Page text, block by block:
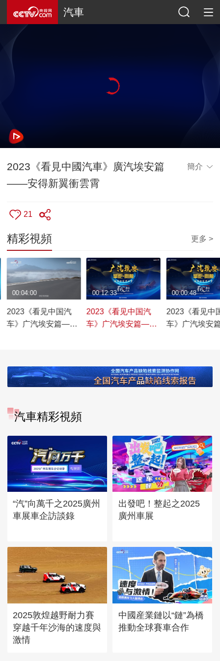
汽車
2023《看見中國汽車》廣汽埃安篇
——安得新翼衝雲霄
簡介
21
精彩視頻 更多 >
2023《看见中国汽
车》广汽埃安篇——
00:04:00
2023《看见中国汽
车》广汽埃安篇——
00:12:33
2023《看见中
车》广汽埃安
00:00:48
汽車精彩視頻
“汽”向萬千之2025廣州
車展車企訪談錄
出發吧！整起之2025
廣州車展
2025敦煌越野耐力賽
穿越千年沙海的速度與
激情
中國産業鏈以“鏈”為橋
推動全球賽車合作